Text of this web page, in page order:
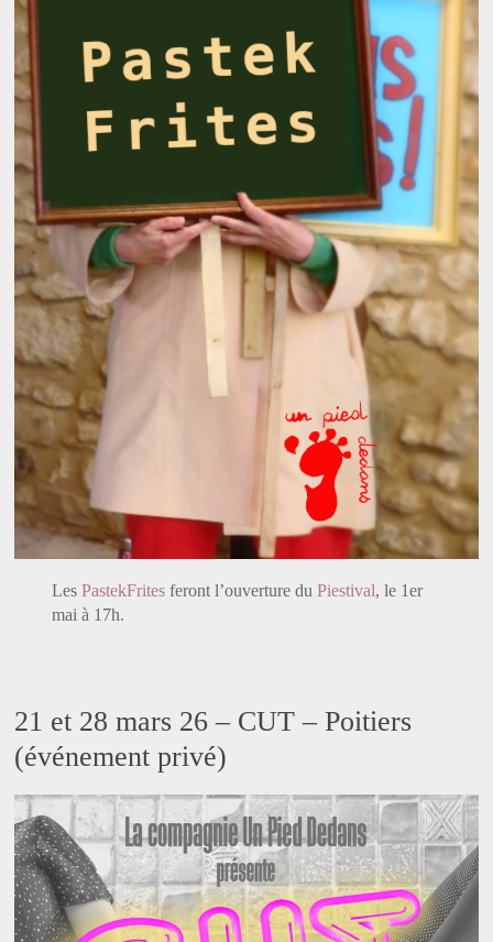
LesPastekFrites feront l’ouverture duPiestival, le 1er
mai à 17h.
21 et 28 mars 26 – CUT – Poitiers
(événement privé)